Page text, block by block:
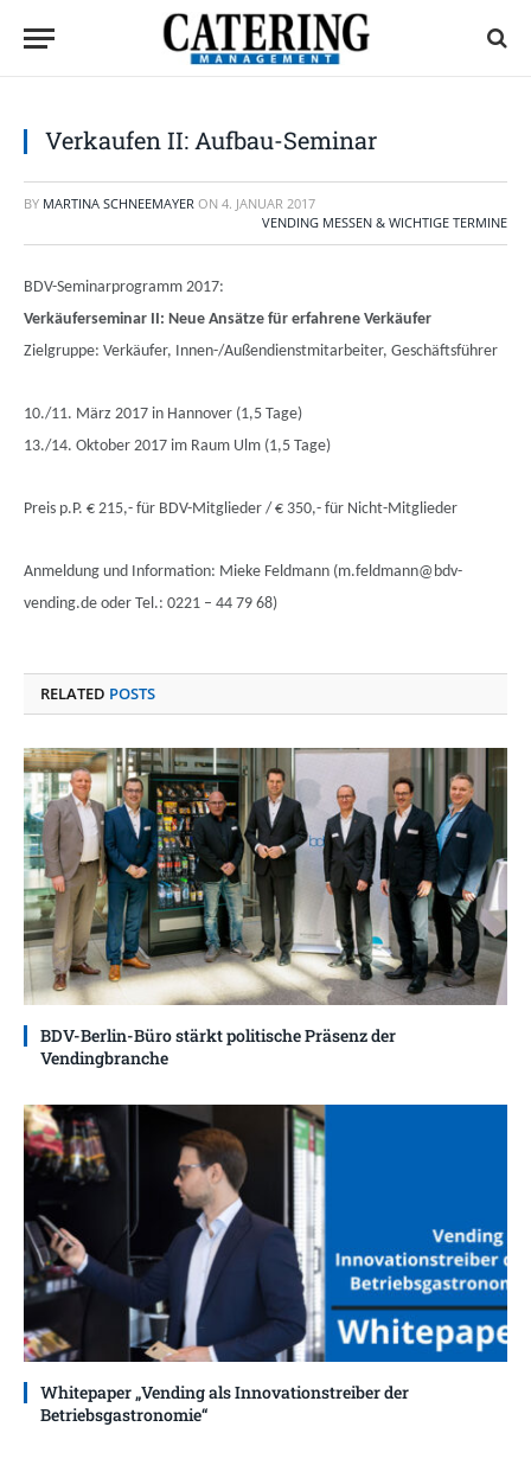
Verkaufen II: Aufbau-Seminar
BY MARTINA SCHNEEMAYER ON 4. JANUAR 2017
VENDING MESSEN & WICHTIGE TERMINE
BDV-Seminarprogramm 2017:
Verkäuferseminar II: Neue Ansätze für erfahrene Verkäufer
Zielgruppe: Verkäufer, Innen-/Außendienstmitarbeiter, Geschäftsführer
10./11. März 2017 in Hannover (1,5 Tage)
13./14. Oktober 2017 im Raum Ulm (1,5 Tage)
Preis p.P. € 215,- für BDV-Mitglieder / € 350,- für Nicht-Mitglieder
Anmeldung und Information: Mieke Feldmann (m.feldmann@bdv-
vending.de oder Tel.: 0221 – 44 79 68)
RELATED POSTS
BDV-Berlin-Büro stärkt politische Präsenz der
Vendingbranche
Whitepaper „Vending als Innovationstreiber der
Betriebsgastronomie“